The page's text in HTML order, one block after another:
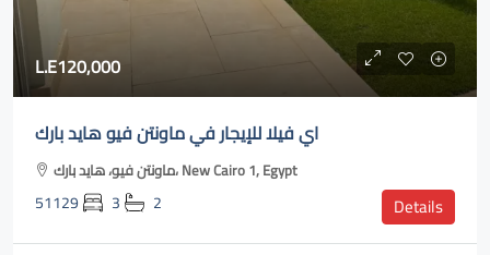
L.E120,000
اي فيلا للإيجار في ماونتن فيو هايد بارك
ماونتن فيو، هايد بارك، New Cairo 1, Egypt
51129 3 2 Details